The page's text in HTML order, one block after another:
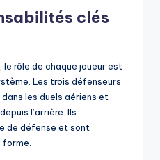
clés
rôle de chaque joueur est
Les trois défenseurs
les duels aériens et
l’arrière. Ils
de défense et sont